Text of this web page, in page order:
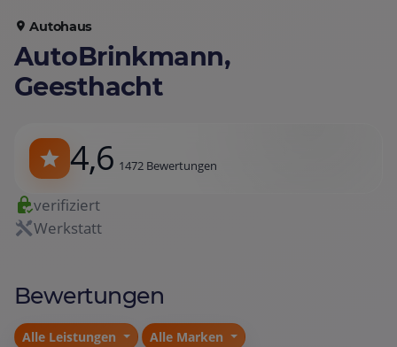
Autohaus
AutoBrinkmann,
Geesthacht
4,6 1472 Bewertungen
verifiziert
Werkstatt
Bewertungen
Alle Leistungen Alle Marken